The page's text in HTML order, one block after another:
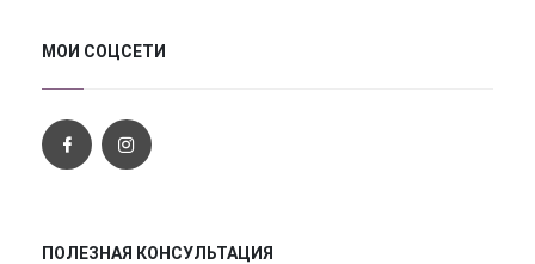
МОИ СОЦСЕТИ
ПОЛЕЗНАЯ КОНСУЛЬТАЦИЯ